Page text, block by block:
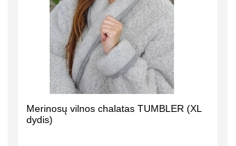
Merinosų vilnos chalatas TUMBLER (XL
dydis)